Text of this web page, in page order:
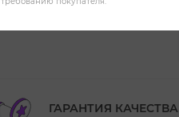
ГАРАНТИЯ КАЧЕСТВА